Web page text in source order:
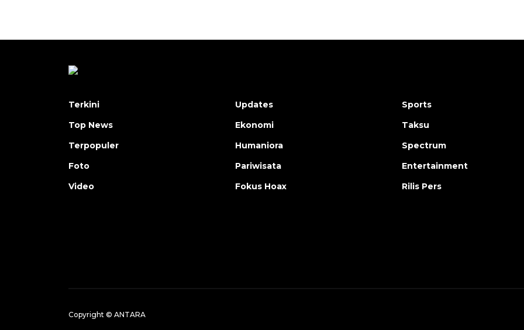
Terkini
Top News
Terpopuler
Foto
Video
Updates
Ekonomi
Humaniora
Pariwisata
Fokus Hoax
Sports
Taksu
Spectrum
Entertainment
Rilis Pers
Copyright © ANTARA